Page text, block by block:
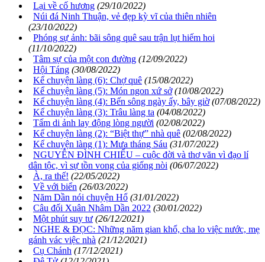
Lại về cố hương (29/10/2022)
Núi đá Ninh Thuận, vẻ đẹp kỳ vĩ của thiên nhiên
(23/10/2022)
Phóng sự ảnh: bãi sông quê sau trận lụt hiếm hoi
(11/10/2022)
Tâm sự của một con đường (12/09/2022)
Hội Táng (30/08/2022)
Kể chuyện làng (6): Chợ quê (15/08/2022)
Kể chuyện làng (5): Món ngon xứ sở (10/08/2022)
Kể chuyện làng (4): Bến sông ngày ấy, bây giờ (07/08/2022)
Kể chuyện làng (3): Trâu làng ta (04/08/2022)
Tấm di ảnh lay động lòng người (02/08/2022)
Kể chuyện làng (2): “Biệt thự” nhà quê (02/08/2022)
Kể chuyện làng (1): Mưa tháng Sáu (31/07/2022)
NGUYỄN ĐÌNH CHIỂU – cuộc đời và thơ văn vì đạo lí
dân tộc, vì sự tồn vong của giống nòi (06/07/2022)
À, ra thế! (22/05/2022)
Về với biển (26/03/2022)
Năm Dần nói chuyện Hổ (31/01/2022)
Câu đối Xuân Nhâm Dần 2022 (30/01/2022)
Một phút suy tư (26/12/2021)
NGHE & ĐỌC: Những năm gian khổ, cha lo việc nước, mẹ
gánh vác việc nhà (21/12/2021)
Cụ Chánh (17/12/2021)